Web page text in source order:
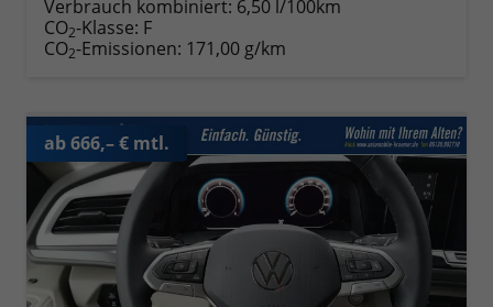
Verbrauch kombiniert: 6,50 l/100km
CO2-Klasse: F
CO2-Emissionen: 171,00 g/km
ab 666,– € mtl.